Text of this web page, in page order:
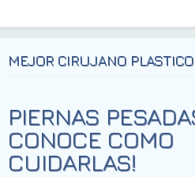
MEJOR CIRUJANO
PIERNAS
CONOCE COMO
CUIDARLAS!